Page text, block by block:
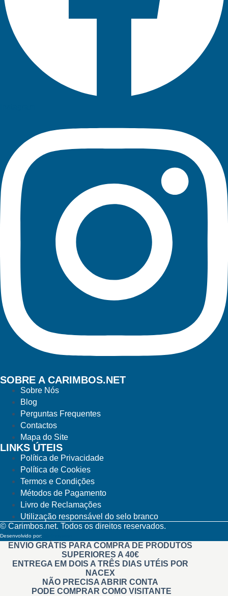
SOBRE A CARIMBOS.NET
Sobre Nós
Blog
Perguntas Frequentes
Contactos
Mapa do Site
LINKS ÚTEIS
Política de Privacidade
Política de Cookies
Termos e Condições
Métodos de Pagamento
Livro de Reclamações
Utilização responsável do selo branco
© Carimbos.net. Todos os direitos reservados.
Desenvolvido por:
ENVIO GRÁTIS PARA COMPRA DE PRODUTOS
SUPERIORES A 40€
ENTREGA EM DOIS A TRÊS DIAS UTÉIS POR
NACEX
NÃO PRECISA ABRIR CONTA
PODE COMPRAR COMO VISITANTE